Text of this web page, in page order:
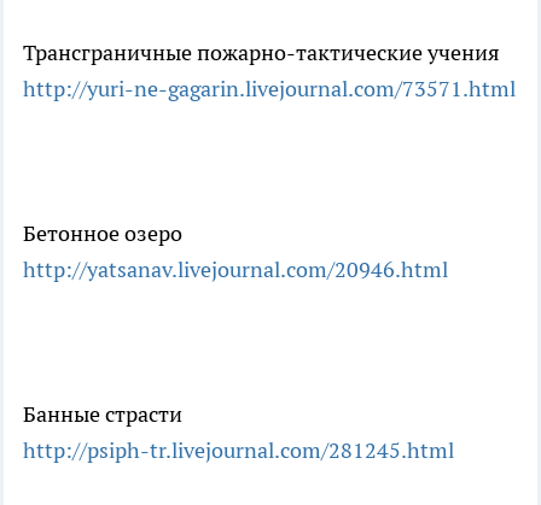
Трансграничные пожарно-тактические учения
http://yuri-ne-gagarin.livejournal.com/73571.html
Бетонное озеро
http://yatsanav.livejournal.com/20946.html
Банные страсти
http://psiph-tr.livejournal.com/281245.html